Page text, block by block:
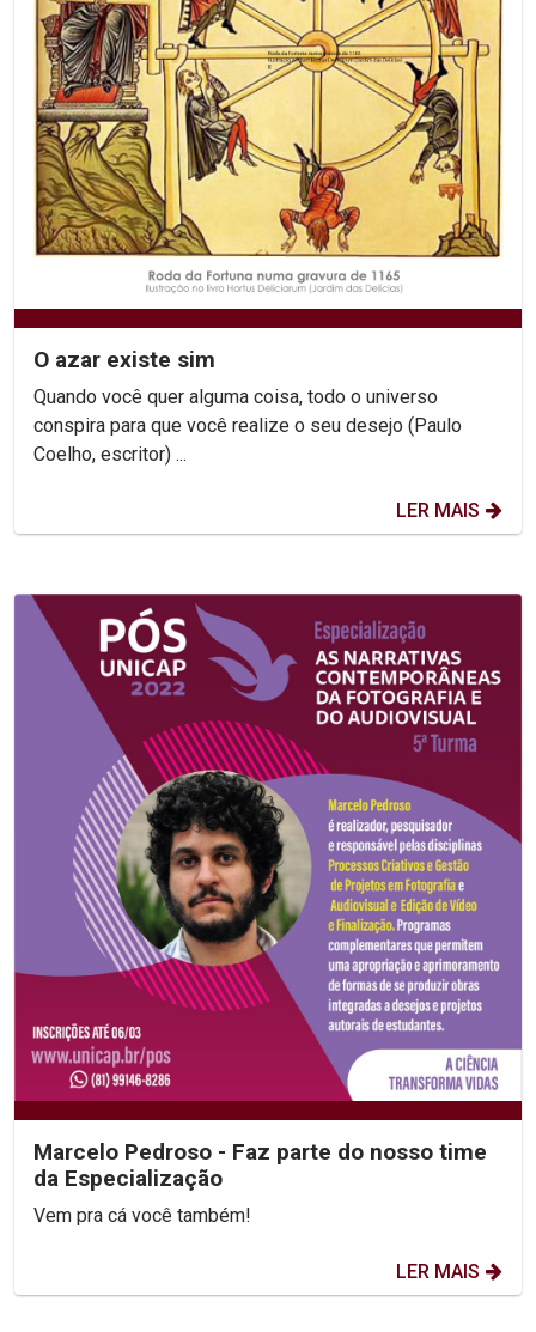
O azar existe sim
Quando você quer alguma coisa, todo o universo
conspira para que você realize o seu desejo (Paulo
Coelho, escritor) ...
LER MAIS
Marcelo Pedroso - Faz parte do nosso time
da Especialização
Vem pra cá você também!
LER MAIS